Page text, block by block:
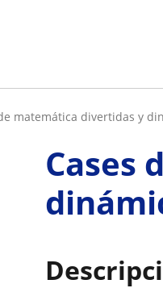
de matemática divertidas y
Cases